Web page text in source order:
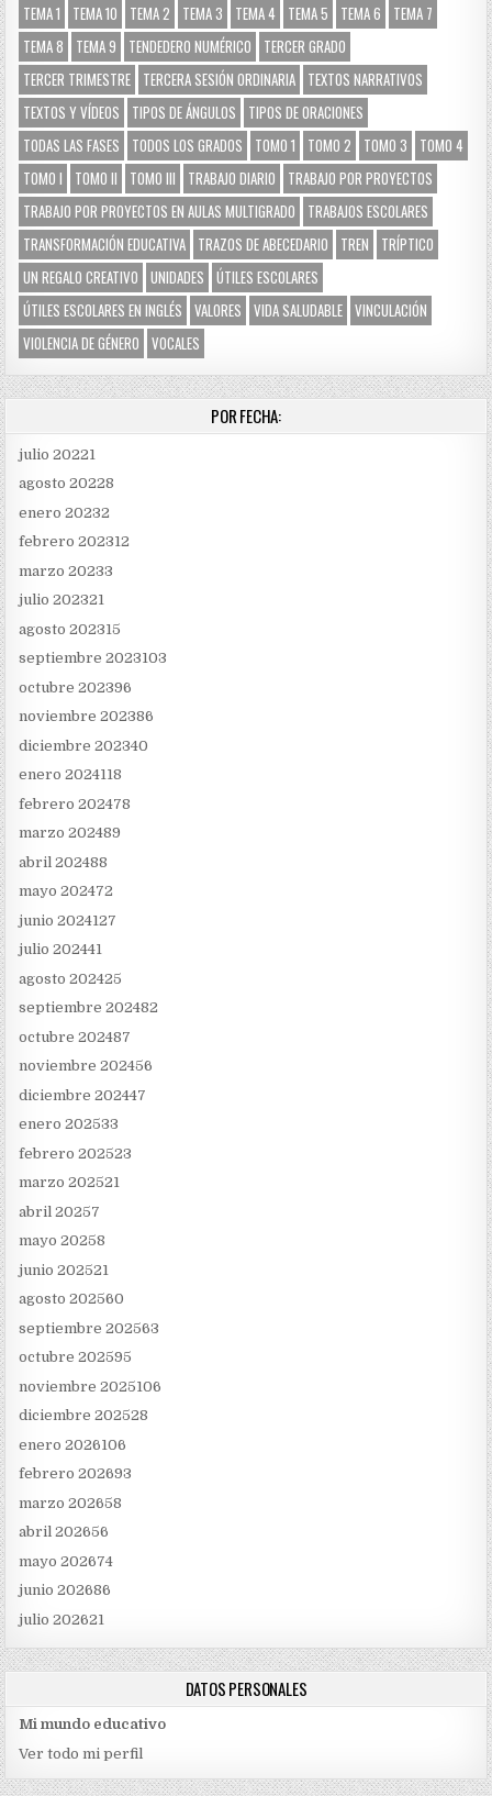
TEMA 1
TEMA 10 TEMA 2 TEMA 3 TEMA 4 TEMA 5 TEMA 6
TEMA 7
TEMA 8
TEMA 9 TENDEDERO NUMÉRICO
TERCER GRADO
TERCER TRIMESTRE TERCERA SESIÓN ORDINARIA TEXTOS NARRATIVOS
TEXTOS Y VÍDEOS
TIPOS DE ÁNGULOS
TIPOS DE ORACIONES
TODAS LAS FASES
TODOS LOS GRADOS TOMO 1 TOMO 2 TOMO 3
TOMO 4
TOMO I
TOMO II TOMO III TRABAJO DIARIO
TRABAJO POR PROYECTOS
TRABAJO POR PROYECTOS EN AULAS MULTIGRADO
TRABAJOS ESCOLARES
TRANSFORMACIÓN EDUCATIVA TRAZOS DE ABECEDARIO TREN
TRÍPTICO
UN REGALO CREATIVO
UNIDADES
ÚTILES ESCOLARES
ÚTILES ESCOLARES EN INGLÉS
VALORES VIDA SALUDABLE VINCULACIÓN
VIOLENCIA DE GÉNERO
VOCALES
POR FECHA:
julio 20221
agosto 20228
enero 20232
febrero 202312
marzo 20233
julio 202321
agosto 202315
septiembre 2023103
octubre 202396
noviembre 202386
diciembre 202340
enero 2024118
febrero 202478
marzo 202489
abril 202488
mayo 202472
junio 2024127
julio 202441
agosto 202425
septiembre 202482
octubre 202487
noviembre 202456
diciembre 202447
enero 202533
febrero 202523
marzo 202521
abril 20257
mayo 20258
junio 202521
agosto 202560
septiembre 202563
octubre 202595
noviembre 2025106
diciembre 202528
enero 2026106
febrero 202693
marzo 202658
abril 202656
mayo 202674
junio 202686
julio 202621
DATOS PERSONALES
Mi mundo educativo
Ver todo mi perfil